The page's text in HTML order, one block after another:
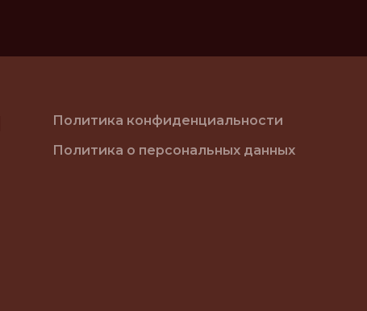
Политика конфиденциальности
Политика о персональных данных